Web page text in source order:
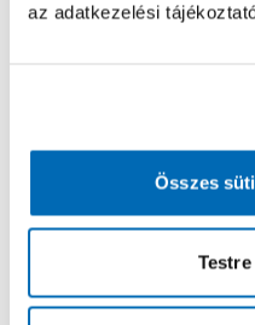
az adatkezelési
Összes